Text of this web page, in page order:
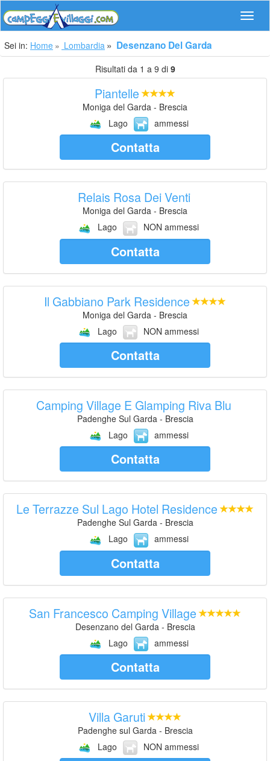
Sei in: Home Lombardia Desenzano Del Garda
Risultati da 1 a 9 di 9
Piantelle
Moniga del Garda - Brescia
Lago
ammessi
Contatta
Relais Rosa Dei Venti
Moniga del Garda - Brescia
Lago
NON ammessi
Contatta
Il Gabbiano Park Residence
Moniga del Garda - Brescia
Lago
NON ammessi
Contatta
Camping Village E Glamping Riva Blu
Padenghe Sul Garda - Brescia
Lago
ammessi
Contatta
Le Terrazze Sul Lago Hotel Residence
Padenghe Sul Garda - Brescia
Lago
ammessi
Contatta
San Francesco Camping Village
Desenzano del Garda - Brescia
Lago
ammessi
Contatta
Villa Garuti
Padenghe sul Garda - Brescia
Lago
NON ammessi